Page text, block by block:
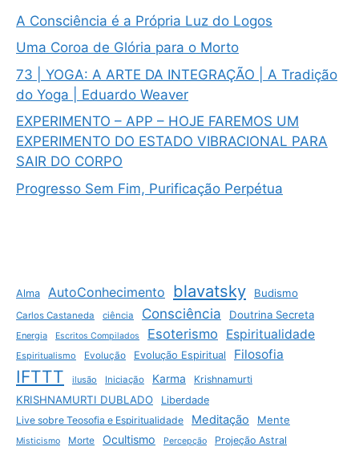
A Consciência é a Própria Luz do Logos
Uma Coroa de Glória para o Morto
73 | YOGA: A ARTE DA INTEGRAÇÃO | A Tradição
do Yoga | Eduardo Weaver
EXPERIMENTO – APP – HOJE FAREMOS UM
EXPERIMENTO DO ESTADO VIBRACIONAL PARA
SAIR DO CORPO
Progresso Sem Fim, Purificação Perpétua
Alma AutoConhecimento blavatsky Budismo
Carlos Castaneda ciência Consciência Doutrina Secreta
Energia Escritos Compilados Esoterismo Espiritualidade
Espiritualismo Evolução Evolução Espiritual Filosofia
IFTTT ilusão Iniciação Karma Krishnamurti
KRISHNAMURTI DUBLADO
Liberdade
Live sobre Teosofia e Espiritualidade
Meditação Mente
Misticismo Morte Ocultismo Percepção Projeção Astral